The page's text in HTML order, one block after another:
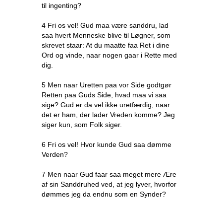
til ingenting?
4 Fri os vel! Gud maa være sanddru, lad
saa hvert Menneske blive til Løgner, som
skrevet staar: At du maatte faa Ret i dine
Ord og vinde, naar nogen gaar i Rette med
dig.
5 Men naar Uretten paa vor Side godtgør
Retten paa Guds Side, hvad maa vi saa
sige? Gud er da vel ikke uretfærdig, naar
det er ham, der lader Vreden komme? Jeg
siger kun, som Folk siger.
6 Fri os vel! Hvor kunde Gud saa dømme
Verden?
7 Men naar Gud faar saa meget mere Ære
af sin Sanddruhed ved, at jeg lyver, hvorfor
dømmes jeg da endnu som en Synder?